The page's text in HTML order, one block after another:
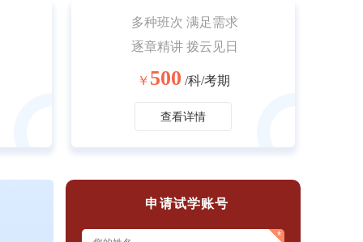
多种班次 满足需求
逐章精讲 拨云见日
￥ 500 /科/考期
查看详情
申请试学账号